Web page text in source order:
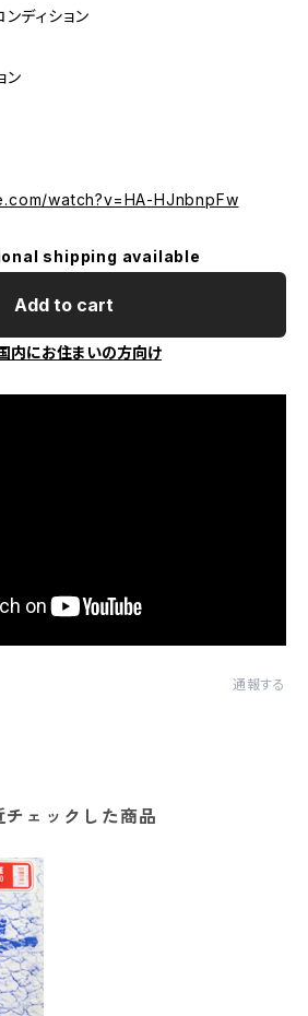
ンディション
ン
watch?v=HA-HJnbnpFw
shipping available
Add to cart
内にお住まいの方向け
通報する
チェックした商品